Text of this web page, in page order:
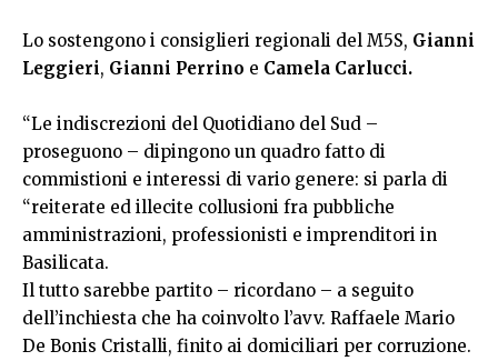
Lo sostengono i consiglieri regionali del M5S, Gianni
Leggieri, Gianni Perrino e Camela Carlucci.
“Le indiscrezioni del Quotidiano del Sud –
proseguono – dipingono un quadro fatto di
commistioni e interessi di vario genere: si parla di
“reiterate ed illecite collusioni fra pubbliche
amministrazioni, professionisti e imprenditori in
Basilicata.
Il tutto sarebbe partito – ricordano – a seguito
dell’inchiesta che ha coinvolto l’avv. Raffaele Mario
De Bonis Cristalli, finito ai domiciliari per corruzione.